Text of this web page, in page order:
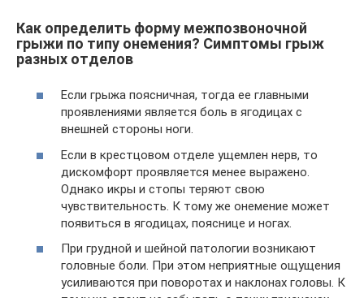
Как определить форму межпозвоночной
грыжи по типу онемения? Симптомы грыж
разных отделов
Если грыжа поясничная, тогда ее главными
проявлениями является боль в ягодицах с
внешней стороны ноги.
Если в крестцовом отделе ущемлен нерв, то
дискомфорт проявляется менее выражено.
Однако икры и стопы теряют свою
чувствительность. К тому же онемение может
появиться в ягодицах, пояснице и ногах.
При грудной и шейной патологии возникают
головные боли. При этом неприятные ощущения
усиливаются при поворотах и наклонах головы. К